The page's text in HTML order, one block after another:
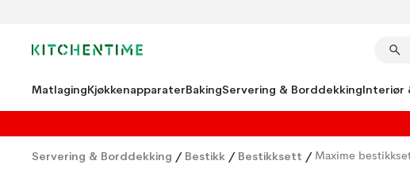
MatlagingKjøkkenapparaterBakingServering & BorddekkingInteriør
Servering & Borddekking / Bestikk / Bestikksett / Maxime